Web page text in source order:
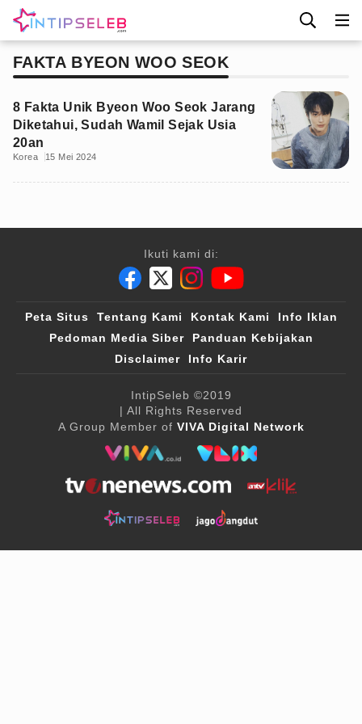
FAKTA BYEON WOO SEOK
8 Fakta Unik Byeon Woo Seok Jarang
Diketahui, Sudah Wamil Sejak Usia
20an
Korea 15 Mei 2024
Ikuti kami di:
Peta Situs Tentang Kami Kontak Kami
Info Iklan
Pedoman Media Siber
Panduan Kebijakan
Disclaimer
Info Karir
IntipSeleb ©2019
| All Rights Reserved
A Group Member of VIVA Digital Network